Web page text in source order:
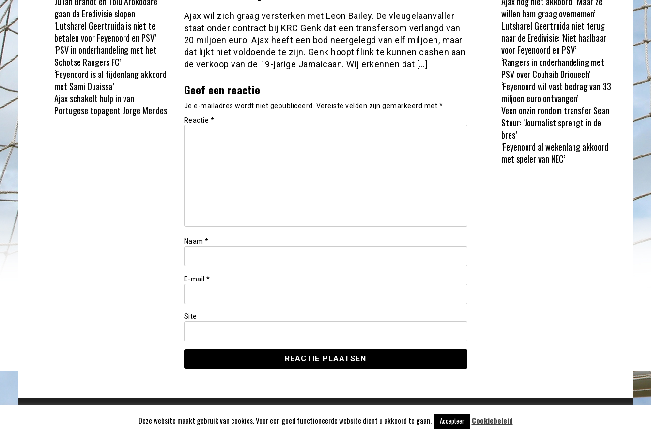
Ajax wil zich graag versterken met Leon Bailey. De vleugelaanvaller
staat onder contract bij KRC Genk dat een transfersom verlangd van
20 miljoen euro. Ajax heeft een bod neergelegd van elf miljoen, maar
dat lijkt niet voldoende te zijn. Genk hoopt flink te kunnen cashen aan
de verkoop van de 19-jarige Jamaicaan. Wij erkennen dat […]
Geef een reactie
Je e-mailadres wordt niet gepubliceerd. Vereiste velden zijn gemarkeerd met *
Reactie *
Naam *
E-mail *
Site
gaan de Eredivisie slopen
‘Lutsharel Geertruida is niet te
betalen voor Feyenoord en PSV’
‘PSV in onderhandeling met het
Schotse Rangers FC’
‘Feyenoord is al tijdenlang akkoord
met Sami Ouaissa’
Ajax schakelt hulp in van
Portugese topagent Jorge Mendes
willen hem graag overnemen’
Lutsharel Geertruida niet terug
naar de Eredivisie: ‘Niet haalbaar
voor Feyenoord en PSV’
‘Rangers in onderhandeling met
PSV over Couhaib Driouech’
‘Feyenoord wil vast bedrag van 33
miljoen euro ontvangen’
Veen onzin rondom transfer Sean
Steur: ‘Journalist sprengt in de
bres’
‘Feyenoord al wekenlang akkoord
met speler van NEC’
Deze website maakt gebruik van cookies. Voor een goed functioneerde website dient u akkoord te gaan. Accepteer Cookiebeleid